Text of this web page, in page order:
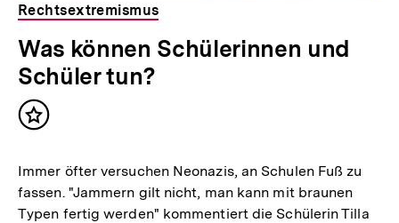
Rechtsextremismus
Was können Schülerinnen und
Schüler tun?
Inhalt
Immer öfter versuchen Neonazis, an Schulen Fuß zu
fassen. "Jammern gilt nicht, man kann mit braunen
Typen fertig werden" kommentiert die Schülerin Tilla